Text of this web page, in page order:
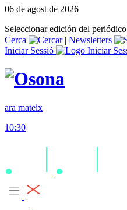
06 de agost de 2026
Seleccionar edición del periódico
Cerca
| Newsletters
Iniciar Sessió
ara mateix
10:30